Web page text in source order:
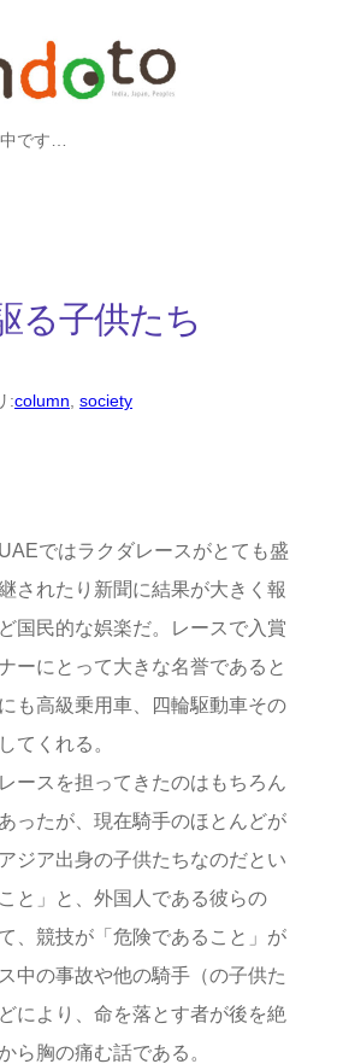
です…
る子供たち
:column society
ではラクダレースがとても盛
されたり新聞に結果が大きく報
国民的な娯楽だ。レースで入賞
ーにとって大きな名誉であると
も高級乗用車、四輪駆動車その
てくれる。
ースを担ってきたのはもちろん
ったが、現在騎手のほとんどが
ジア出身の子供たちなのだとい
と」と、外国人である彼らの
、競技が「危険であること」が
中の事故や他の騎手（の子供た
により、命を落とす者が後を絶
ら胸の痛む話である。